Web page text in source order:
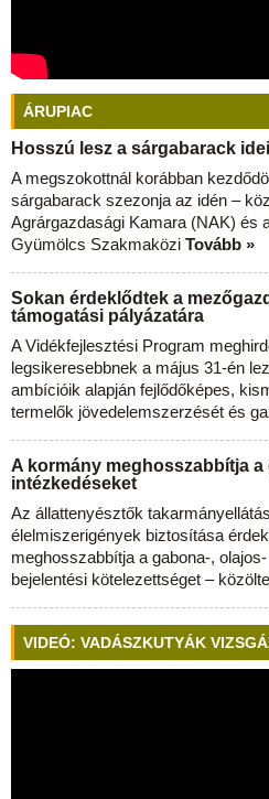
ÁRUPIAC
Hosszú lesz a sárgabarack
A megszokottnál korábban
sárgabarack szezonja az idén –
Agrárgazdasági Kamara (NAK) és
Gyümölcs Szakmaközi Tovább »
Sokan érdeklődtek a
támogatási pályázatára
A Vidékfejlesztési Program
legsikeresebbnek a május 31-én
ambícióik alapján fejlődőképes,
termelők jövedelemszerzését és
A kormány meghosszabbítja
intézkedéseket
Az állattenyésztők
élelmiszerigények biztosítása
meghosszabbítja a gabona-,
bejelentési kötelezettséget –
VIDEÓ: VADÁSZKUTYÁK